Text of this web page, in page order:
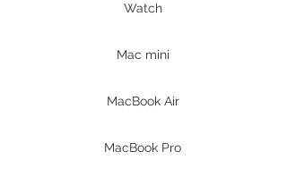
Watch
Mac mini
MacBook Air
MacBook Pro